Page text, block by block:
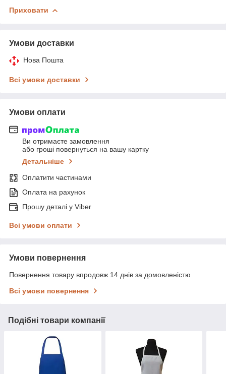
Приховати
Умови доставки
Нова Пошта
Всі умови доставки
Умови оплати
Ви отримаєте замовлення
або гроші повернуться на вашу картку
Детальніше
Оплатити частинами
Оплата на рахунок
Прошу деталі у Viber
Всі умови оплати
Умови повернення
Повернення товару впродовж 14 днів за домовленістю
Всі умови повернення
Подібні товари компанії